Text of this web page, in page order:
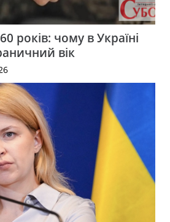
років: чому в Україні
вік